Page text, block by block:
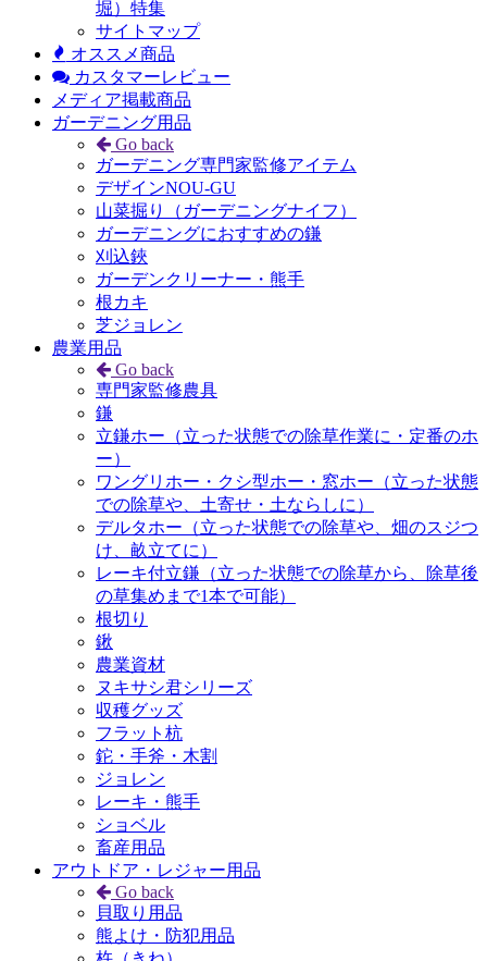
堀）特集
サイトマップ
オススメ商品
カスタマーレビュー
メディア掲載商品
ガーデニング用品
Go back
ガーデニング専門家監修アイテム
デザインNOU-GU
山菜掘り（ガーデニングナイフ）
ガーデニングにおすすめの鎌
刈込鋏
ガーデンクリーナー・熊手
根カキ
芝ジョレン
農業用品
Go back
専門家監修農具
鎌
立鎌ホー（立った状態での除草作業に・定番のホ
ー）
ワングリホー・クシ型ホー・窓ホー（立った状態
での除草や、土寄せ・土ならしに）
デルタホー（立った状態での除草や、畑のスジつ
け、畝立てに）
レーキ付立鎌（立った状態での除草から、除草後
の草集めまで1本で可能）
根切り
鍬
農業資材
ヌキサシ君シリーズ
収穫グッズ
フラット杭
鉈・手斧・木割
ジョレン
レーキ・熊手
ショベル
畜産用品
アウトドア・レジャー用品
Go back
貝取り用品
熊よけ・防犯用品